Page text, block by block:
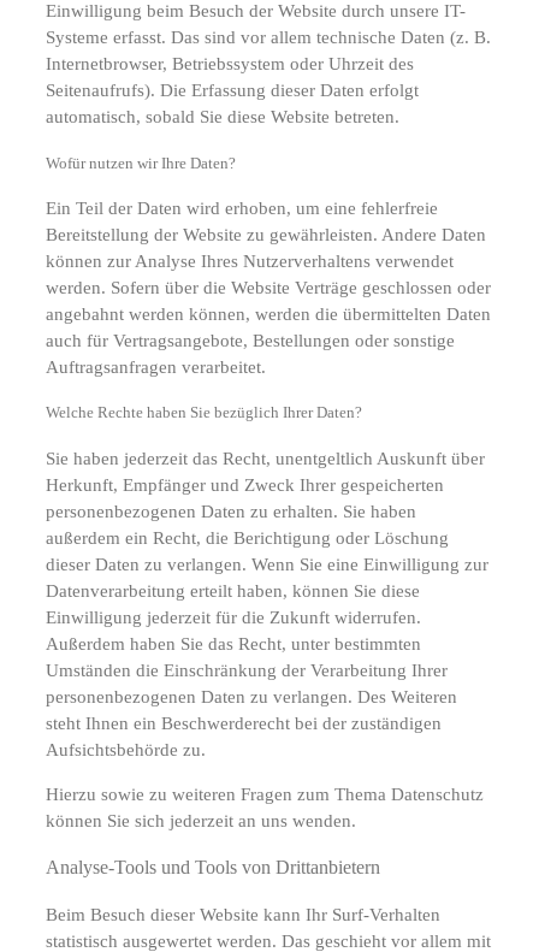
Einwilligung beim Besuch der Website durch unsere IT-
Systeme erfasst. Das sind vor allem technische Daten (z. B.
Internetbrowser, Betriebssystem oder Uhrzeit des
Seitenaufrufs). Die Erfassung dieser Daten erfolgt
automatisch, sobald Sie diese Website betreten.
Wofür nutzen wir Ihre Daten?
Ein Teil der Daten wird erhoben, um eine fehlerfreie
Bereitstellung der Website zu gewährleisten. Andere Daten
können zur Analyse Ihres Nutzerverhaltens verwendet
werden. Sofern über die Website Verträge geschlossen oder
angebahnt werden können, werden die übermittelten Daten
auch für Vertragsangebote, Bestellungen oder sonstige
Auftragsanfragen verarbeitet.
Welche Rechte haben Sie bezüglich Ihrer Daten?
Sie haben jederzeit das Recht, unentgeltlich Auskunft über
Herkunft, Empfänger und Zweck Ihrer gespeicherten
personenbezogenen Daten zu erhalten. Sie haben
außerdem ein Recht, die Berichtigung oder Löschung
dieser Daten zu verlangen. Wenn Sie eine Einwilligung zur
Datenverarbeitung erteilt haben, können Sie diese
Einwilligung jederzeit für die Zukunft widerrufen.
Außerdem haben Sie das Recht, unter bestimmten
Umständen die Einschränkung der Verarbeitung Ihrer
personenbezogenen Daten zu verlangen. Des Weiteren
steht Ihnen ein Beschwerderecht bei der zuständigen
Aufsichtsbehörde zu.
Hierzu sowie zu weiteren Fragen zum Thema Datenschutz
können Sie sich jederzeit an uns wenden.
Analyse-Tools und Tools von Dritt­anbietern
Beim Besuch dieser Website kann Ihr Surf-Verhalten
statistisch ausgewertet werden. Das geschieht vor allem mit